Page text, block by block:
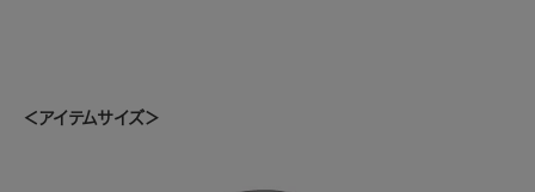
＜アイテムサイズ＞